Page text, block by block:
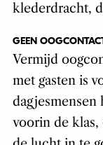
klederdracht,
GEEN
Vermijd
met gasten is
dagjesmensen
voorin de